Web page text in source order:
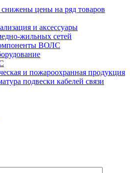
цены на ряд товаров
и аксессуары
жильных сетей
ВОЛС
и пожароохранная продукция
подвески кабелей связи